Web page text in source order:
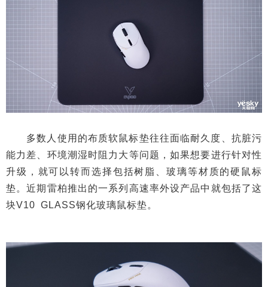
多数人使用的布质软鼠标垫往往面临耐久度、抗脏污
能力差、环境潮湿时阻力大等问题，如果想要进行针对性
升级，就可以转而选择包括树脂、玻璃等材质的硬鼠标
垫。近期雷柏推出的一系列高速率外设产品中就包括了这
块V10 GLASS钢化玻璃鼠标垫。